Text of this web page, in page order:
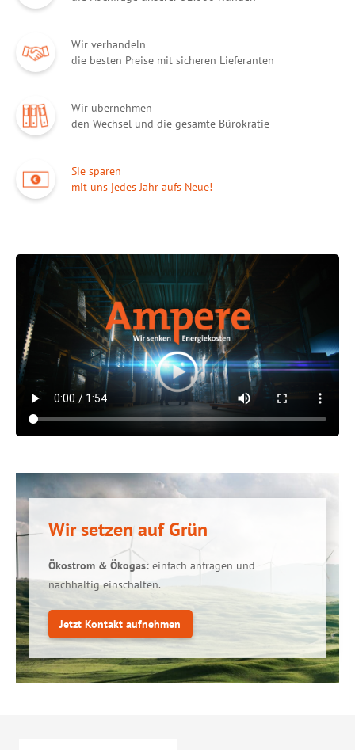
Wir verhandeln
die besten Preise mit sicheren Lieferanten
Wir übernehmen
den Wechsel und die gesamte Bürokratie
Sie sparen
mit uns jedes Jahr aufs Neue!
Wir setzen auf Grün
Ökostrom & Ökogas: einfach anfragen und
nachhaltig einschalten.
Jetzt Kontakt aufnehmen